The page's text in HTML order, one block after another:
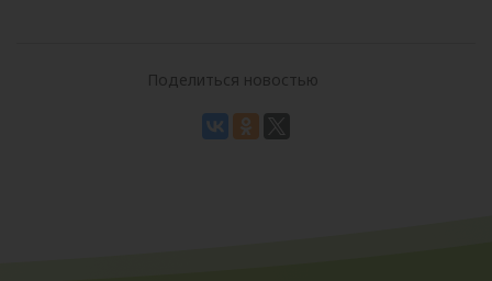
Поделиться новостью